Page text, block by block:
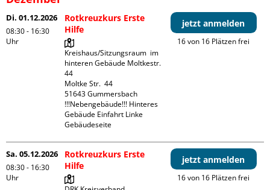
Di. 01.12.2026
08:30 - 16:30
Uhr
Rotkreuzkurs Erste
Hilfe
Kreishaus/Sitzungsraum  im
hinteren Gebäude Moltkestr.
44
Moltke Str.  44
51643 Gummersbach
!!!Nebengebäude!!! Hinteres
Gebäude Einfahrt Linke
Gebäudeseite
jetzt anmelden
16 von 16 Plätzen frei
Sa. 05.12.2026
08:30 - 16:30
Uhr
Rotkreuzkurs Erste
Hilfe
jetzt anmelden
16 von 16 Plätzen frei